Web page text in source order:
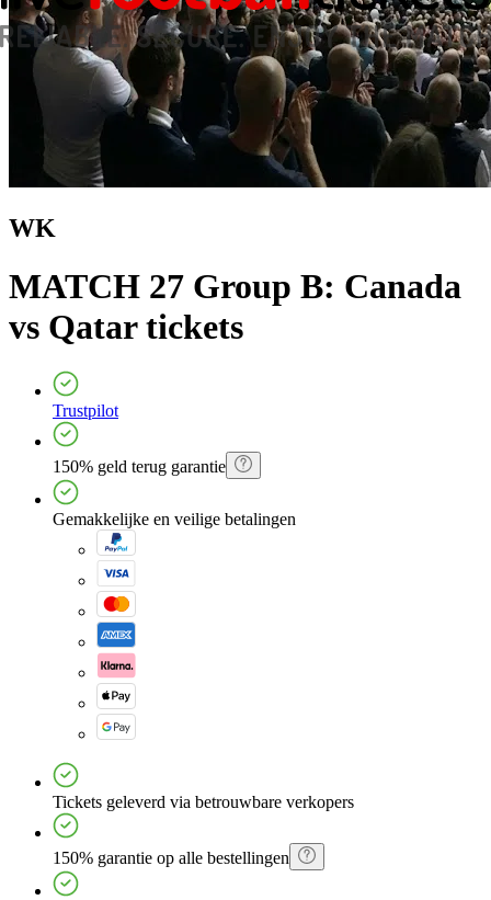
WK
MATCH 27 Group B: Canada
vs Qatar tickets
Trustpilot
150% geld terug garantie
Gemakkelijke en veilige betalingen
Tickets geleverd via betrouwbare verkopers
150% garantie op alle bestellingen